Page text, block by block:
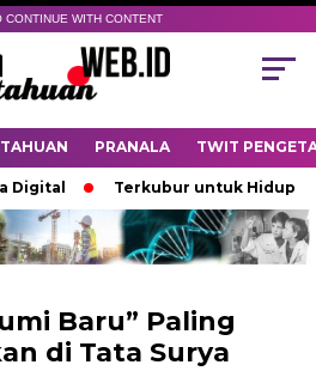
CONTINUE WITH CONTENT
PRANALA TWIT
Terkubur untuk Hidup
Baru” Paling
di Tata Surya